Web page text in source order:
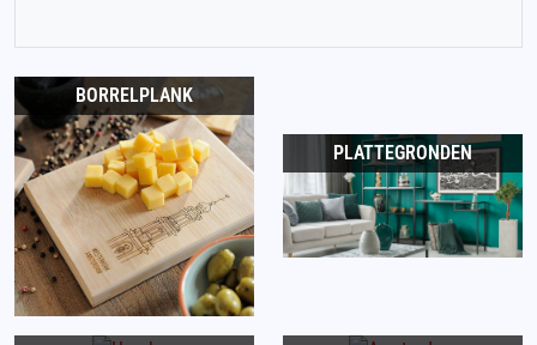
BORRELPLANK
PLATTEGRONDEN